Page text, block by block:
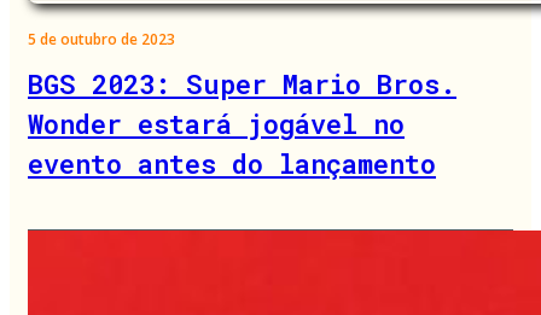
5 de outubro de 2023
BGS 2023: Super Mario Bros.
Wonder estará jogável no
evento antes do lançamento